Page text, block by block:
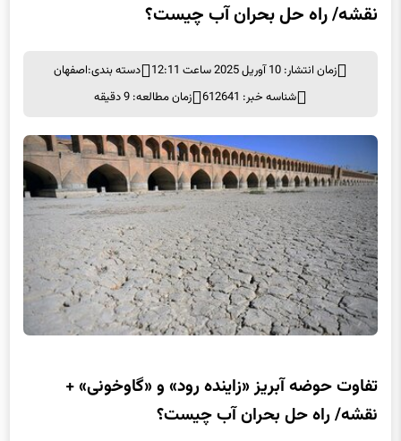
تفاوت حوضه آبریز «زاینده رود» و «گاوخونی» +
زمان انتشار: 10 آوریل 2025 ساعت 12:11 دسته بندی:
تفاوت حوضه آبریز «زاینده رود» و «گاوخونی» +